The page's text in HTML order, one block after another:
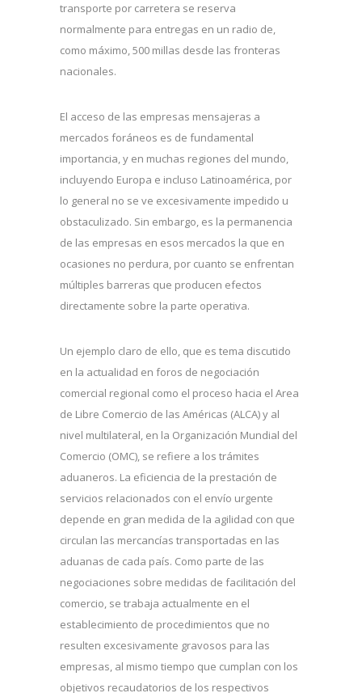
transporte por carretera se reserva
normalmente para entregas en un radio de,
como máximo, 500 millas desde las fronteras
nacionales.
El acceso de las empresas mensajeras a
mercados foráneos es de fundamental
importancia, y en muchas regiones del mundo,
incluyendo Europa e incluso Latinoamérica, por
lo general no se ve excesivamente impedido u
obstaculizado. Sin embargo, es la permanencia
de las empresas en esos mercados la que en
ocasiones no perdura, por cuanto se enfrentan
múltiples barreras que producen efectos
directamente sobre la parte operativa.
Un ejemplo claro de ello, que es tema discutido
en la actualidad en foros de negociación
comercial regional como el proceso hacia el Area
de Libre Comercio de las Américas (ALCA) y al
nivel multilateral, en la Organización Mundial del
Comercio (OMC), se refiere a los trámites
aduaneros. La eficiencia de la prestación de
servicios relacionados con el envío urgente
depende en gran medida de la agilidad con que
circulan las mercancías transportadas en las
aduanas de cada país. Como parte de las
negociaciones sobre medidas de facilitación del
comercio, se trabaja actualmente en el
establecimiento de procedimientos que no
resulten excesivamente gravosos para las
empresas, al mismo tiempo que cumplan con los
objetivos recaudatorios de los respectivos